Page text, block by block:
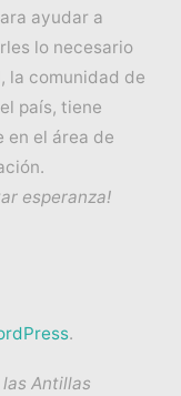
ayudar a
lo necesario
la comunidad de
país, tiene
en el área de
esperanza!
.
Antillas